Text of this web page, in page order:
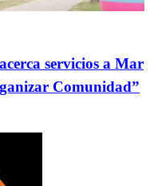
servicios a Mar
Comunidad”